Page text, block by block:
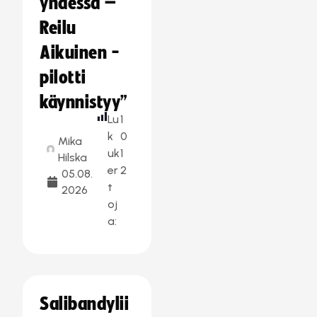
Reilu
Aikuinen -
pilotti
käynnistyy”
Mika
Hilska
05.08.
2026
Lu
k
uk
er
t
oj
a:
1
0
1
2
Salibandylii